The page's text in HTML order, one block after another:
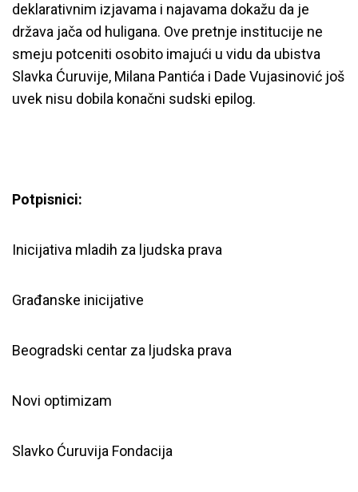
deklarativnim izjavama i najavama dokažu da je
država jača od huligana. Ove pretnje institucije ne
smeju potceniti osobito imajući u vidu da ubistva
Slavka Ćuruvije, Milana Pantića i Dade Vujasinović još
uvek nisu dobila konačni sudski epilog.
Potpisnici:
Inicijativa mladih za ljudska prava
Građanske inicijative
Beogradski centar za ljudska prava
Novi optimizam
Slavko Ćuruvija Fondacija